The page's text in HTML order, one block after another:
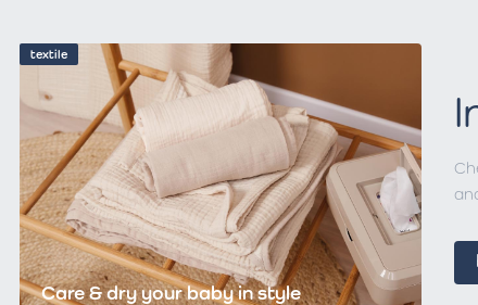
textile
Care & dry your baby in style